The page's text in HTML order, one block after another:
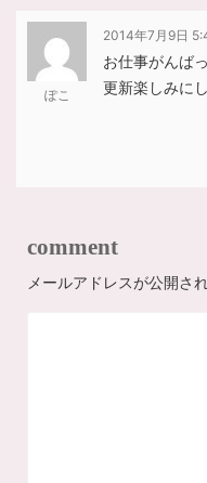
ぽこ
2014年7月9日
お仕事がんば
更新楽しみに
comment
メールアドレスが公開さ